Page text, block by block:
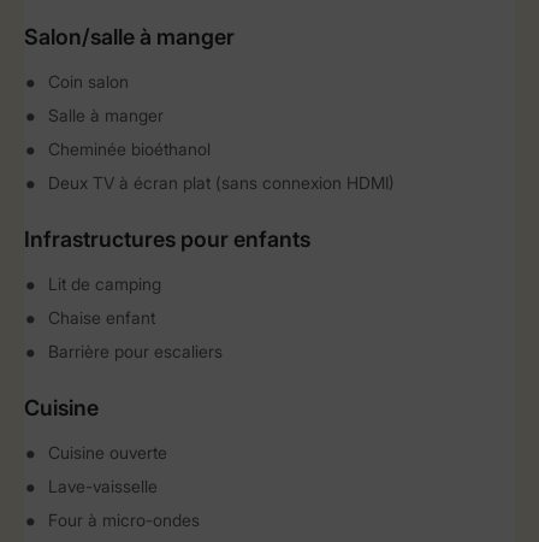
Salon/salle à manger
Coin salon
Salle à manger
Cheminée bioéthanol
Deux TV à écran plat (sans connexion HDMI)
Infrastructures pour enfants
Lit de camping
Chaise enfant
Barrière pour escaliers
Cuisine
Cuisine ouverte
Lave-vaisselle
Four à micro-ondes